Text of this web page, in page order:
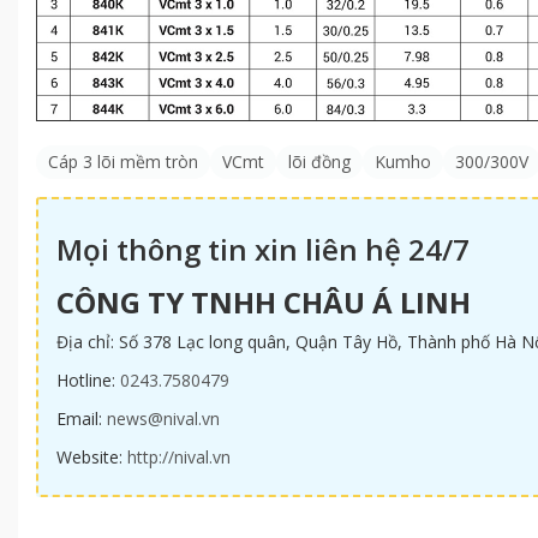
Cáp 3 lõi mềm tròn VCmt lõi đồng Kumho 300/300V
Mọi thông tin xin liên hệ 24/7
CÔNG TY TNHH CHÂU Á LINH
Địa chỉ: Số 378 Lạc long quân, Quận Tây Hồ, Thành phố Hà
Hotline: 0243.7580479
Email: news@nival.vn
Website: http://nival.vn